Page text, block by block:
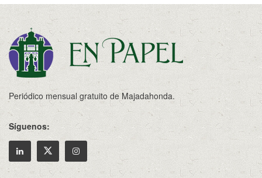
Periódico mensual gratuito de Majadahonda.
Síguenos: